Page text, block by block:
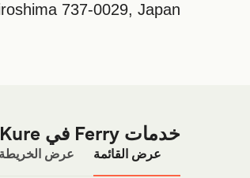
737-0029, Japan
خدمات Ferry في Kure
عرض القائمة عرض الخريطة